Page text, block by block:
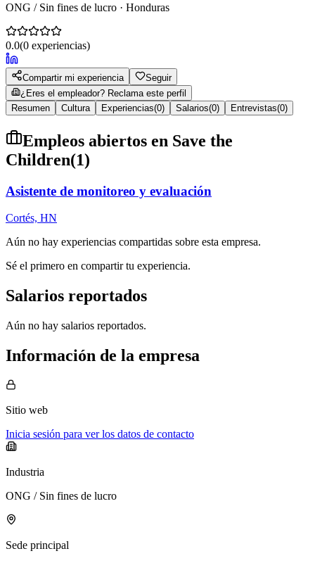
ONG / Sin fines de lucro · Honduras
0.0(0 experiencias)
Compartir mi experiencia
Seguir
¿Eres el empleador? Reclama este perfil
Resumen
Cultura Experiencias(0) Salarios(0) Entrevistas(0)
Empleos abiertos en Save the
Children(1)
Asistente de monitoreo y evaluación
Cortés, HN
Aún no hay experiencias compartidas sobre esta empresa.
Sé el primero en compartir tu experiencia.
Salarios reportados
Aún no hay salarios reportados.
Información de la empresa
Sitio web
Inicia sesión para ver los datos de contacto
Industria
ONG / Sin fines de lucro
Sede principal